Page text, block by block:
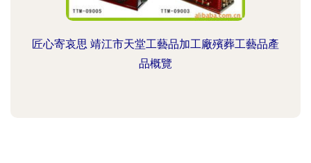
匠心寄哀思 靖江市天堂工藝品加工廠殯葬工藝品產
品概覽